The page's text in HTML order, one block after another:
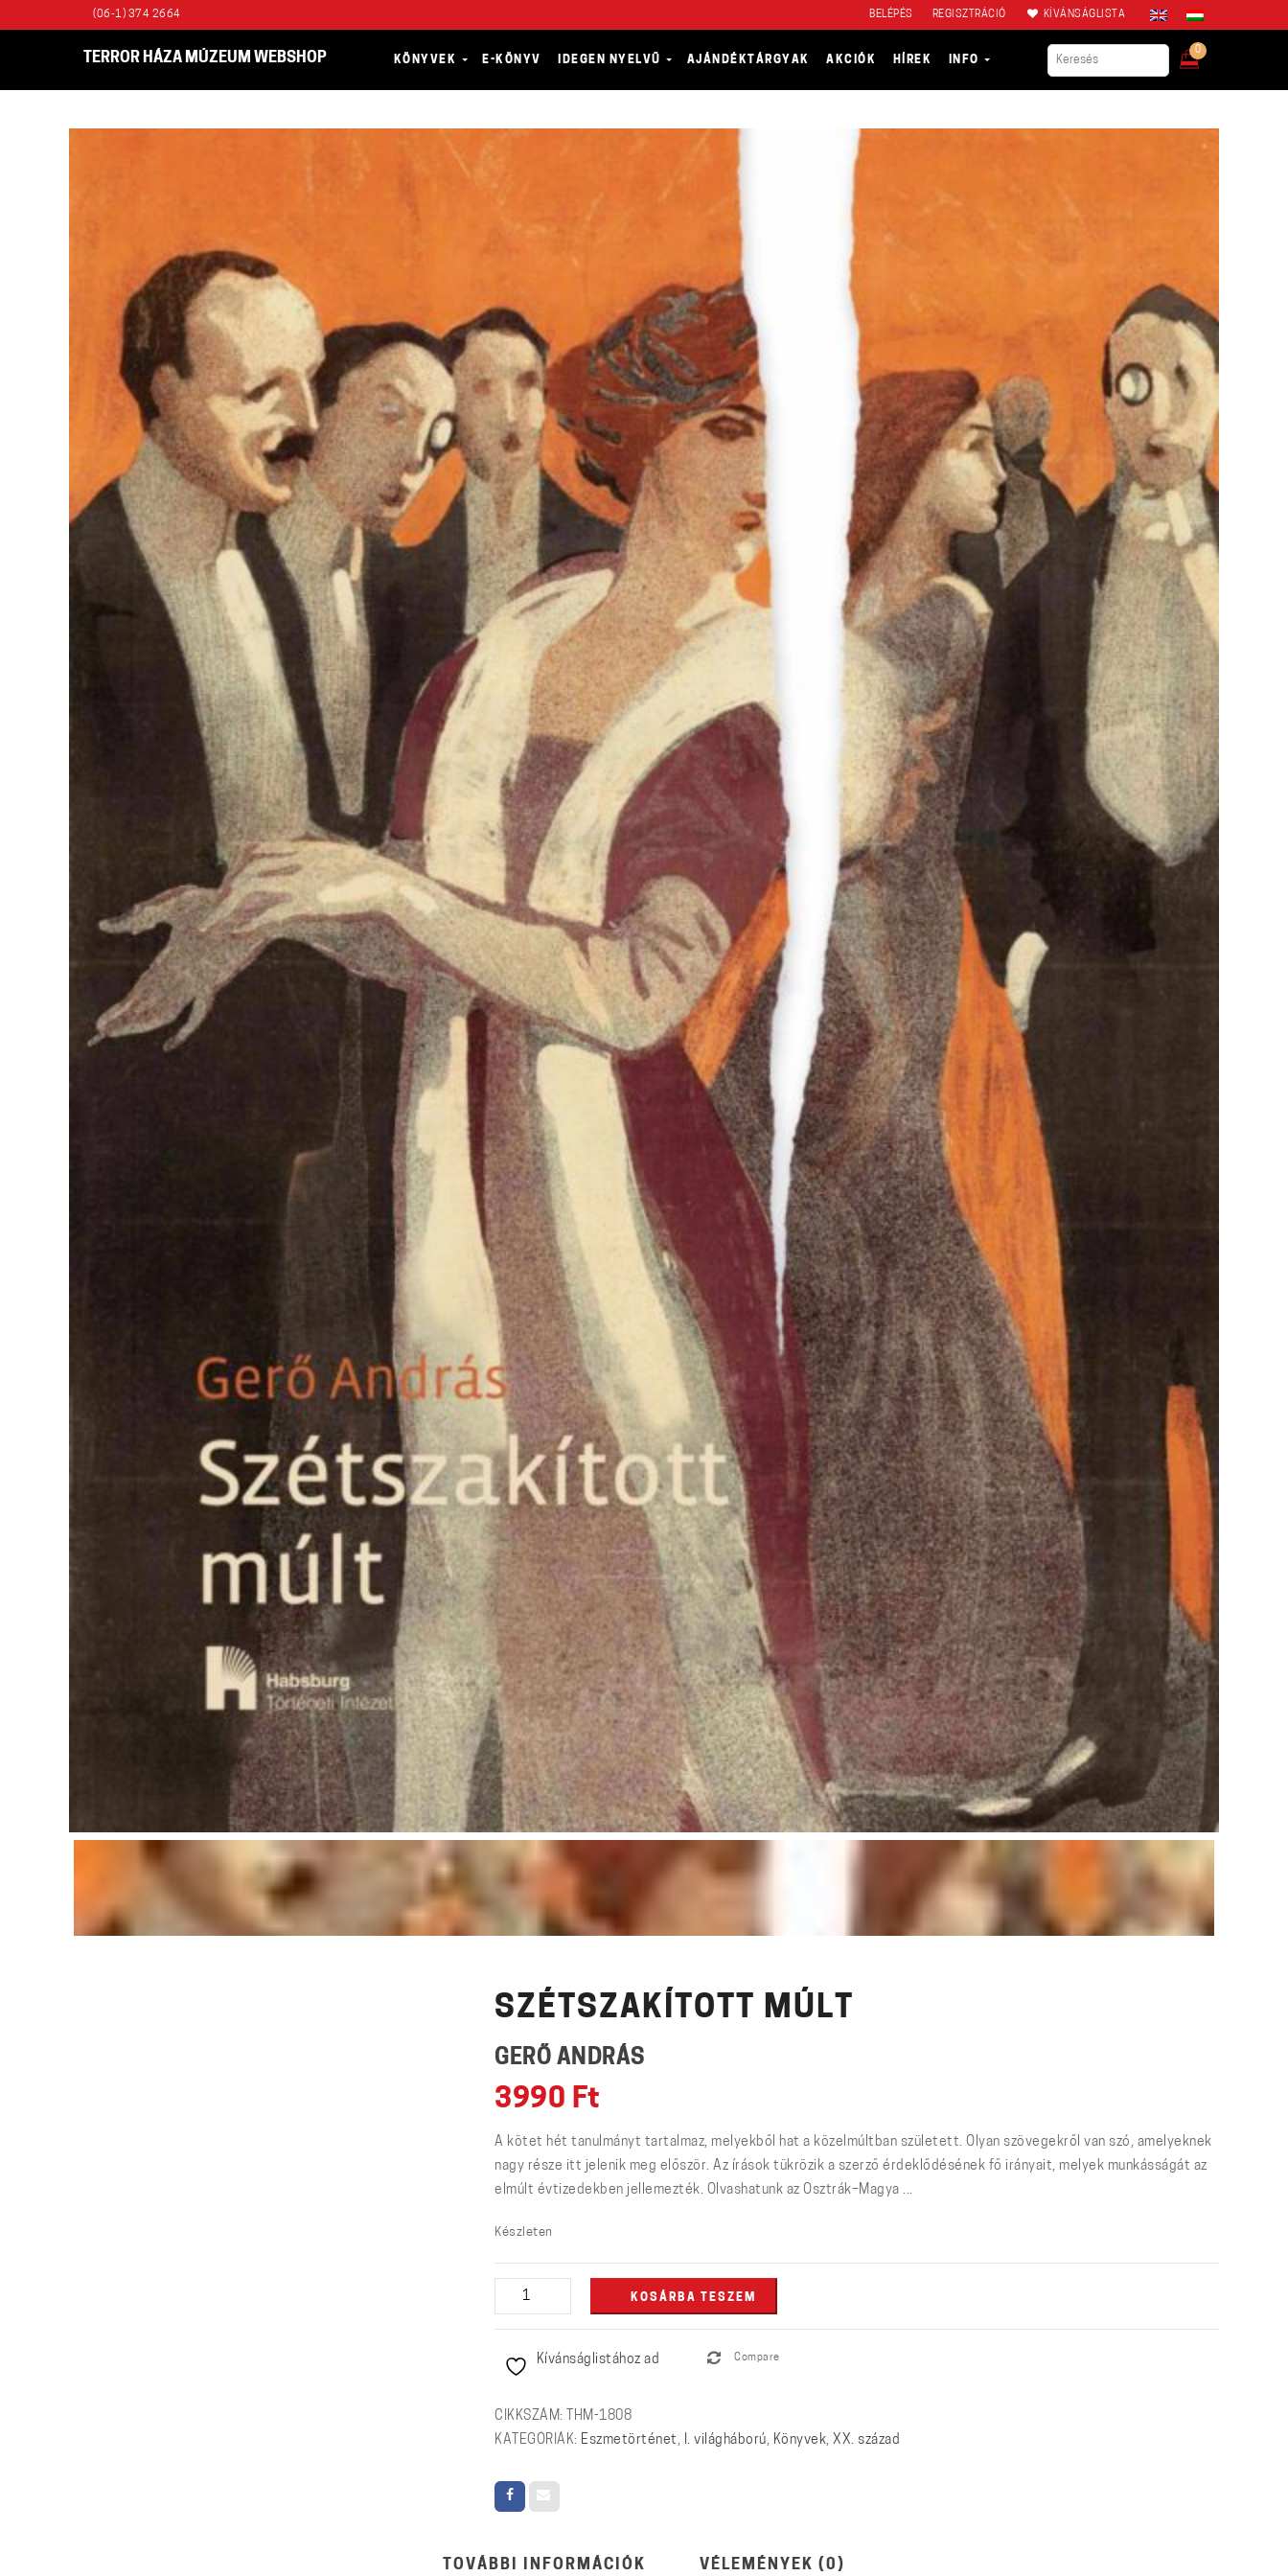
(06-1) 374 2664 BELÉPÉS REGISZTRÁCIÓ KÍVÁNSÁGLISTA
TERROR HÁZA MÚZEUM WEBSHOP KÖNYVEK E-KÖNYV IDEGEN NYELVŰ AJÁNDÉKTÁRGYAK AKCIÓK HÍREK INFO
0
SZÉTSZAKÍTOTT MÚLT
GERŐ ANDRÁS
3990 Ft
A kötet hét tanulmányt tartalmaz, melyekből hat a közelmúltban született. Olyan szövegekről van szó, amelyeknek
nagy része itt jelenik meg először. Az írások tükrözik a szerző érdeklődésének fő irányait, melyek munkásságát az
elmúlt évtizedekben jellemezték. Olvashatunk az Osztrák–Magya ...
Készleten
Szétszakított
múlt
KOSÁRBA TESZEM
Kívánságlistához ad Compare
CIKKSZÁM: THM-1808
KATEGÓRIÁK: Eszmetörténet , I. világháború, Könyvek, XX. század
TOVÁBBI INFORMÁCIÓK VÉLEMÉNYEK (0)